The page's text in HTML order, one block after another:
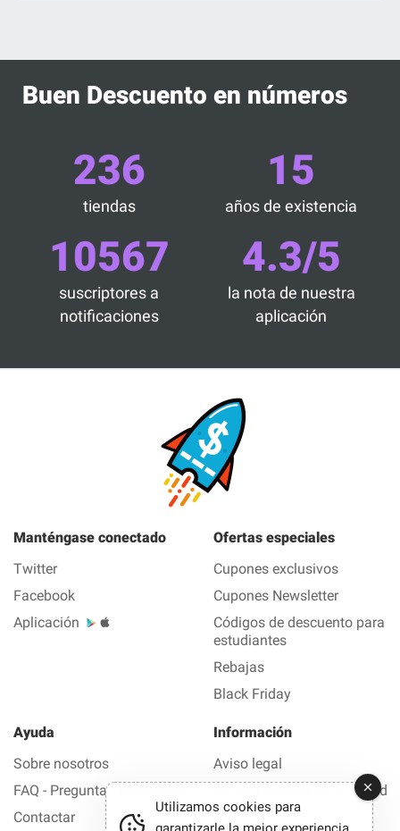
Buen Descuento en números
236
tiendas
15
años de existencia
10567
suscriptores a
notificaciones
4.3/5
la nota de nuestra
aplicación
Manténgase conectado
Twitter
Facebook
Aplicación
Ofertas especiales
Cupones exclusivos
Cupones Newsletter
Códigos de descuento para
estudiantes
Rebajas
Black Friday
Ayuda
Sobre nosotros
FAQ - Preguntas frecuentes
Contactar
Información
Aviso legal
Política de confidencialidad
Utilizamos cookies para